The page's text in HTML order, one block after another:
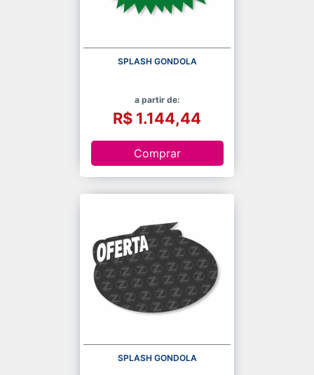
SPLASH GONDOLA
a partir de:
R$ 1.144,44
Comprar
SPLASH GONDOLA